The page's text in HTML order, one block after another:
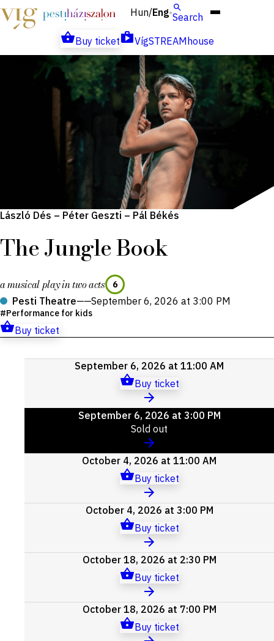
Hun/Eng Search
Buy ticket
VígSTREAMhouse
László Dés – Péter Geszti – Pál Békés
The Jungle Book
a musical play in two acts 6
Pesti Theatre——September 6, 2026 at 3:00 PM
Performance for kids
Buy ticket
Upcoming September 6, 2026 at 11:00 AM
Buy ticket
September 6, 2026 at 3:00 PM
Sold out
October 4, 2026 at 11:00 AM
Buy ticket
October 4, 2026 at 3:00 PM
Buy ticket
October 18, 2026 at 2:30 PM
Buy ticket
October 18, 2026 at 7:00 PM
Buy ticket